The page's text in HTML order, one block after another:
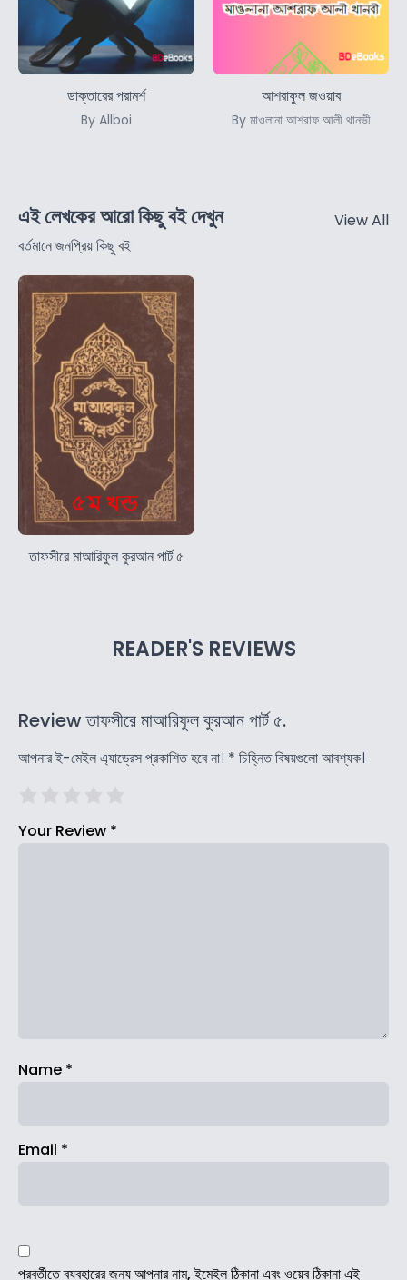
ডাক্তারের পরামর্শ
By Allboi
আশরাফুল জওয়াব
By মাওলানা আশরাফ আলী থানভী
এই লেখকের আরো কিছু বই দেখুন
বর্তমানে জনপ্রিয় কিছু বই
View All
তাফসীরে মাআরিফুল কুরআন পার্ট ৫
READER'S REVIEWS
Review তাফসীরে মাআরিফুল কুরআন পার্ট ৫.
আপনার ই-মেইল এ্যাড্রেস প্রকাশিত হবে না। * চিহ্নিত বিষয়গুলো আবশ্যক।
Your Review *
Name *
Email *
পরবর্তীতে ব্যবহারের জন্য আপনার নাম, ইমেইল ঠিকানা এবং ওয়েব ঠিকানা এই